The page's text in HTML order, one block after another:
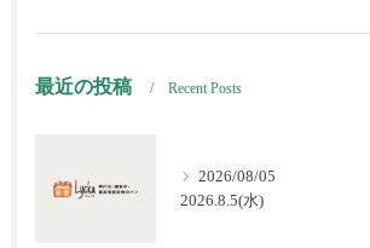
最近の投稿 Recent Posts
2026/08/05
2026.8.5(水)